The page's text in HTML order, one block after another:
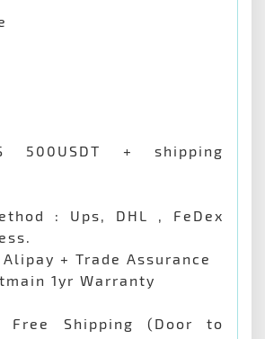
+ shipping
: Ups, DHL , FeDex
+ Trade Assurance
1yr Warranty
Free Shipping (Door to